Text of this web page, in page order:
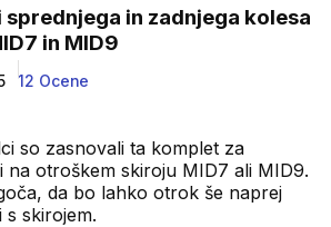
in MID9
from 12 ocene
12 Ocene
so zasnovali ta komplet za
na otroškem skiroju MID7 ali MID9.
da bo lahko otrok še naprej
s skirojem.